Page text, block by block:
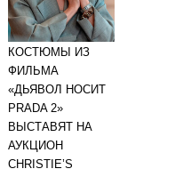
КОСТЮМЫ ИЗ
ФИЛЬМА
«ДЬЯВОЛ НОСИТ
PRADA 2»
ВЫСТАВЯТ НА
АУКЦИОН
CHRISTIE’S